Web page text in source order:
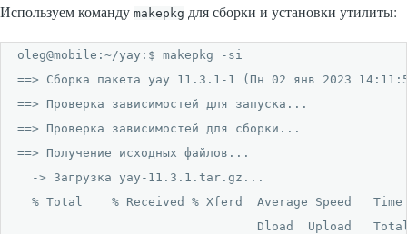
Используем команду makepkg для сборки и установки утилиты:
oleg@mobile:~/yay:$ makepkg -si
==> Сборка пакета yay 11.3.1-1 (Пн 02 янв 2023
==> Проверка зависимостей для запуска...
==> Проверка зависимостей для сборки...
==> Получение исходных файлов...
-> Загрузка yay-11.3.1.tar.gz...
% Total    % Received % Xferd  Average Speed
Dload  Upload   Total   Spent